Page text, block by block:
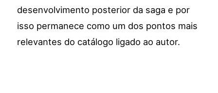
desenvolvimento posterior da saga e por
isso permanece como um dos pontos mais
relevantes do catálogo ligado ao autor.